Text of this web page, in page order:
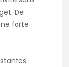
De
forte